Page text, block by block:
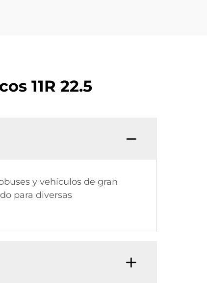
11R 22.5
y vehículos de gran
para diversas